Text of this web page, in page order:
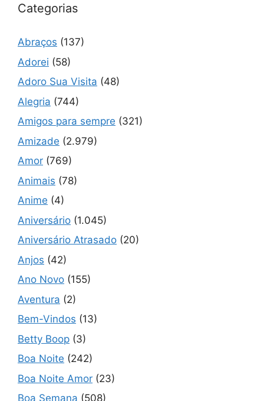
Categorias
Abraços (137)
Adorei (58)
Adoro Sua Visita (48)
Alegria (744)
Amigos para sempre (321)
Amizade (2.979)
Amor (769)
Animais (78)
Anime (4)
Aniversário (1.045)
Aniversário Atrasado (20)
Anjos (42)
Ano Novo (155)
Aventura (2)
Bem-Vindos (13)
Betty Boop (3)
Boa Noite (242)
Boa Noite Amor (23)
Boa Semana (508)